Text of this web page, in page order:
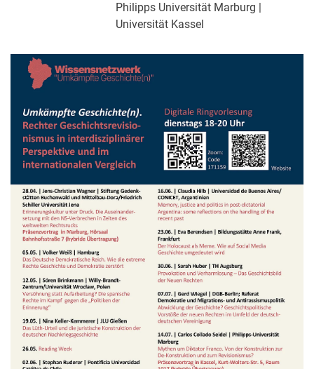
Philipps Universität Marburg |
Universität Kassel